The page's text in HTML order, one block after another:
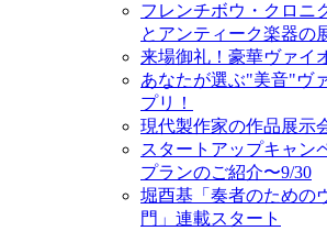
フレンチボウ・クロニ
とアンティーク楽器の
来場御礼！豪華ヴァイ
あなたが選ぶ"美音"ヴ
プリ！
現代製作家の作品展示
スタートアップキャン
プランのご紹介〜9/30
堀酉基「奏者のための
門」連載スタート